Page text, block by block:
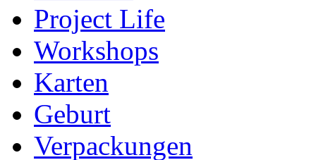
Project Life
Workshops
Karten
Geburt
Verpackungen